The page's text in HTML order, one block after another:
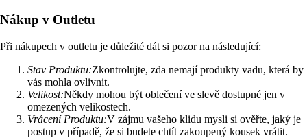
Nákup v Outletu
Při nákupech v outletu je důležité dát si pozor na následující:
Stav Produktu:Zkontrolujte, zda nemají produkty vadu, která by
vás mohla ovlivnit.
Velikost:Někdy mohou být oblečení ve slevě dostupné jen v
omezených velikostech.
Vrácení Produktu:V zájmu vašeho klidu mysli si ověřte, jaký je
postup v případě, že si budete chtít zakoupený kousek vrátit.